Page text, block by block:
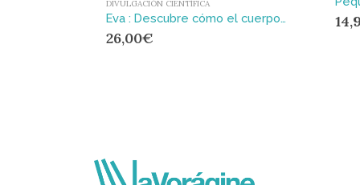
DIVULGACIÓN CIENTÍFICA
Eva : Descubre cómo el cuerpo femenino impulsó la evolución humana
26,00€